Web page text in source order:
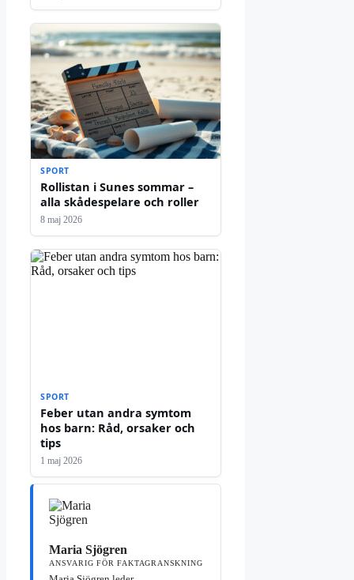
SPORT
Rollistan i Sunes sommar –
alla skådespelare och roller
8 maj 2026
SPORT
Feber utan andra symtom
hos barn: Råd, orsaker och
tips
1 maj 2026
Maria Sjögren
ANSVARIG FÖR FAKTAGRANSKNING